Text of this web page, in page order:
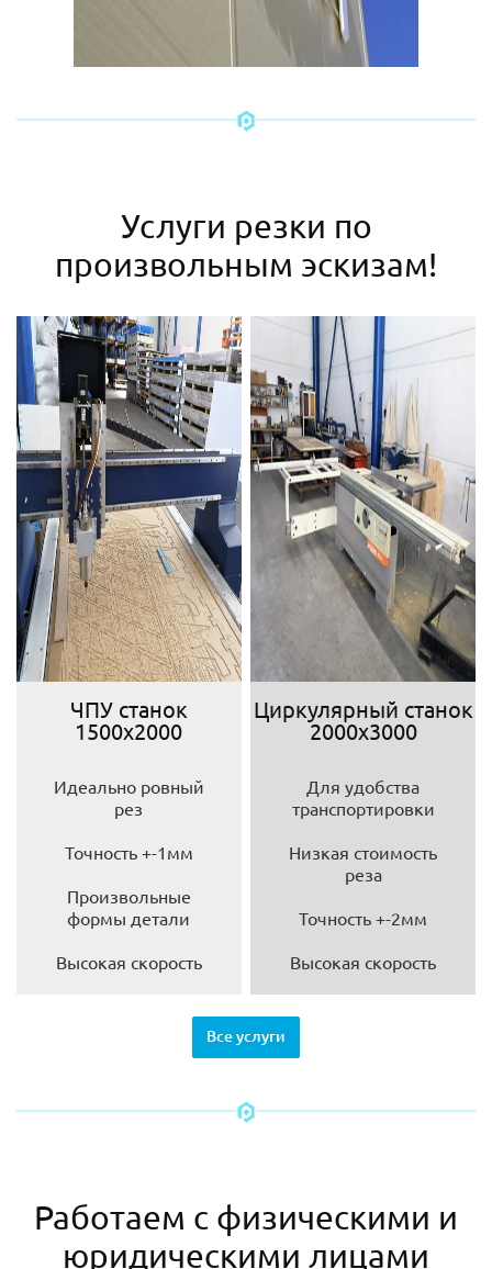
Услуги резки по
произвольным эскизам!
ЧПУ станок
1500х2000
Идеально ровный
рез
Точность +-1мм
Произвольные
формы детали
Высокая скорость
Циркулярный станок
2000х3000
Для удобства
транспортировки
Низкая стоимость
реза
Точность +-2мм
Высокая скорость
Все услуги
Работаем с физическими и
юридическими лицами